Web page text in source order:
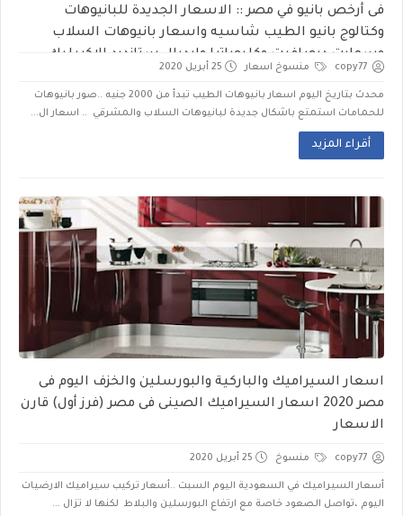
فى أرخص بانيو في مصر :: الاسعار الجديدة للبانيوهات
وكتالوج بانيو الطيب شاسيه واسعار بانيوهات السلاب
وسمارت ديورافيت وكليوباترا وايديال ستاندرد الاكريليك
copy77 منسوخ اسعار 25 أبريل 2020
محدث بتاريخ اليوم اسعار بانيوهات الطيب تبدأ من 2000 جنيه ..صور بانيوهات
للحمامات استمتع باشكال جديدة لبانيوهات السلاب والمشرقي .. اسعار ال...
أقراء المزيد
اسعار السيراميك والباركية والبورسلين والخزف اليوم فى
مصر 2020 اسعار السيراميك الصينى فى مصر (فرز أول) قارن
الاسعار
copy77 منسوخ 25 أبريل 2020
أسعار السيراميك في السعودية اليوم السبت ..أسعار تركيب سيراميك الارضيات
اليوم ،تواصل الصعود خاصة مع ارتفاع البورسلين والبلاط لكنها لا تزال ...